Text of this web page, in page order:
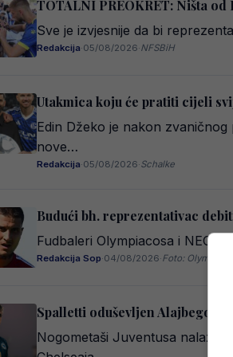
TOTALNI PREOKRET: Ništa
Sve je izvjesnije da bi
Redakcija·05/08/2026·NFSBiH
Utakmica koju će pratiti cijeli
Edin Džeko je nakon
nove…
Redakcija·05/08/2026·Schalke
Budući bh. reprezentativac
Fudbaleri Olympiacosa i NEC-
Redakcija Sop·04/08/2026·Foto: Olympiakos
Spalletti oduševljen
Nogometaši Juventusa nalaze